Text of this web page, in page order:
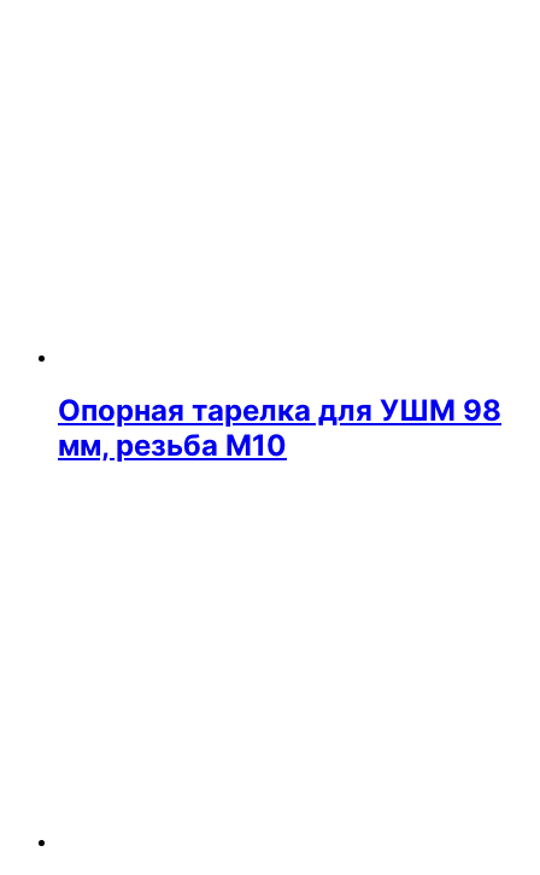
Опорная тарелка для УШМ 98
мм, резьба М10